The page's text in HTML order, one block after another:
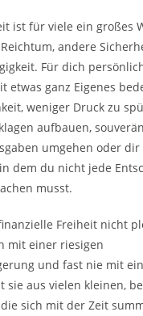
ist für viele ein großes
andere
Für dich
etwas ganz Eigenes
weniger Druck zu
aufbauen,
umgehen oder
dem du nicht jede
musst.
Freiheit nicht
mit einer riesigen
und fast nie mit
sie aus vielen kleinen,
sich mit der Zeit